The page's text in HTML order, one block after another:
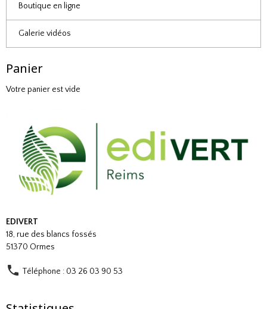
Boutique en ligne
Galerie vidéos
Panier
Votre panier est vide
EDIVERT
18, rue des blancs fossés
51370 Ormes
Téléphone : 03 26 03 90 53